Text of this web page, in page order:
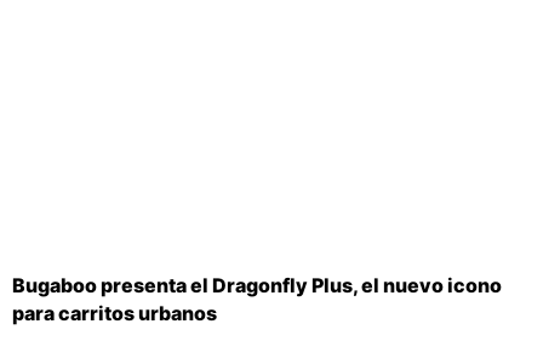
Bugaboo presenta el Dragonfly Plus, el nuevo icono
para carritos urbanos